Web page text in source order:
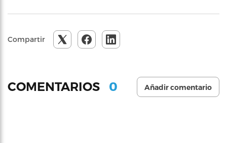
Compartir
COMENTARIOS 0 Añadir comentario